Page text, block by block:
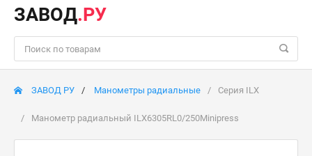
ЗАВОД.РУ
ЗАВОД РУ Манометры радиальные Серия ILX
Манометр радиальный ILX6305RL0/250Minipress